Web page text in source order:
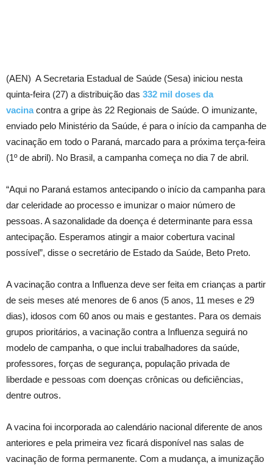
(AEN) A Secretaria Estadual de Saúde (Sesa) iniciou nesta
quinta-feira (27) a distribuição das 332 mil doses da
vacinacontra a gripe às 22 Regionais de Saúde. O imunizante,
enviado pelo Ministério da Saúde, é para o início da campanha de
vacinação em todo o Paraná, marcado para a próxima terça-feira
(1º de abril). No Brasil, a campanha começa no dia 7 de abril.
“Aqui no Paraná estamos antecipando o início da campanha para
dar celeridade ao processo e imunizar o maior número de
pessoas. A sazonalidade da doença é determinante para essa
antecipação. Esperamos atingir a maior cobertura vacinal
possível”, disse o secretário de Estado da Saúde, Beto Preto.
A vacinação contra a Influenza deve ser feita em crianças a partir
de seis meses até menores de 6 anos (5 anos, 11 meses e 29
dias), idosos com 60 anos ou mais e gestantes. Para os demais
grupos prioritários, a vacinação contra a Influenza seguirá no
modelo de campanha, o que inclui trabalhadores da saúde,
professores, forças de segurança, população privada de
liberdade e pessoas com doenças crônicas ou deficiências,
dentre outros.
A vacina foi incorporada ao calendário nacional diferente de anos
anteriores e pela primeira vez ficará disponível nas salas de
vacinação de forma permanente. Com a mudança, a imunização